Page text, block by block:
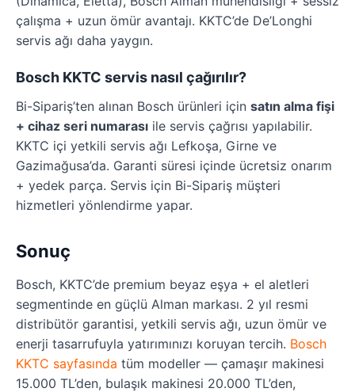
çalışma + uzun ömür avantajı. KKTC’de De’Longhi
servis ağı daha yaygın.
Bosch KKTC servis nasıl çağırılır?
Bi-Sipariş’ten alınan Bosch ürünleri için satın alma fişi
+ cihaz seri numarası ile servis çağrısı yapılabilir.
KKTC içi yetkili servis ağı Lefkoşa, Girne ve
Gazimağusa’da. Garanti süresi içinde ücretsiz onarım
+ yedek parça. Servis için Bi-Sipariş müşteri
hizmetleri yönlendirme yapar.
Sonuç
Bosch, KKTC’de premium beyaz eşya + el aletleri
segmentinde en güçlü Alman markası. 2 yıl resmi
distribütör garantisi, yetkili servis ağı, uzun ömür ve
enerji tasarrufuyla yatırımınızı koruyan tercih. Bosch
KKTC sayfasında tüm modeller — çamaşır makinesi
15.000 TL’den, bulaşık makinesi 20.000 TL’den,